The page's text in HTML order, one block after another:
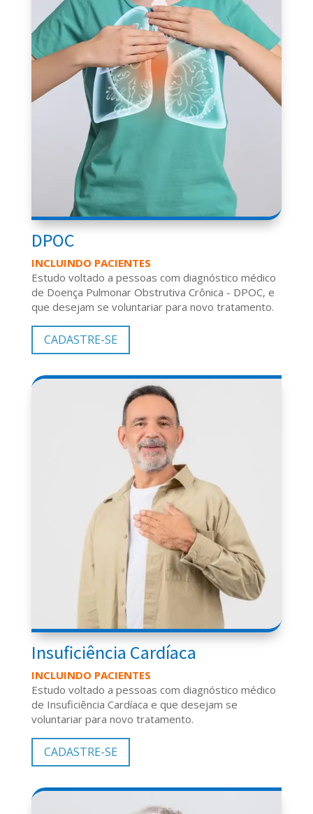
DPOC
INCLUINDO PACIENTES
Estudo voltado a pessoas com diagnóstico médico
de Doença Pulmonar Obstrutiva Crônica - DPOC, e
que desejam se voluntariar para novo tratamento.
CADASTRE-SE
Insuficiência Cardíaca
INCLUINDO PACIENTES
Estudo voltado a pessoas com diagnóstico médico
de Insuficiência Cardíaca e que desejam se
voluntariar para novo tratamento.
CADASTRE-SE